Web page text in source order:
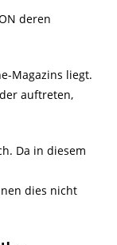
deren
Magazins liegt.
auftreten,
Da in diesem
dies nicht